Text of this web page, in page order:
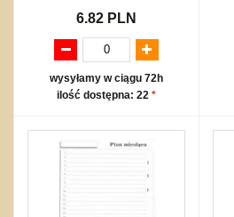
6.82 PLN
wysyłamy w ciągu 72h
ilość dostępna: 22 *